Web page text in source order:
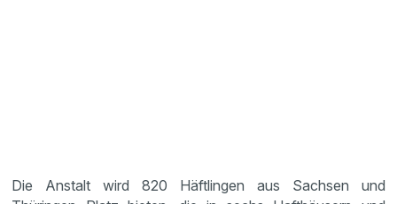
Die Anstalt wird 820 Häftlingen aus Sachsen und